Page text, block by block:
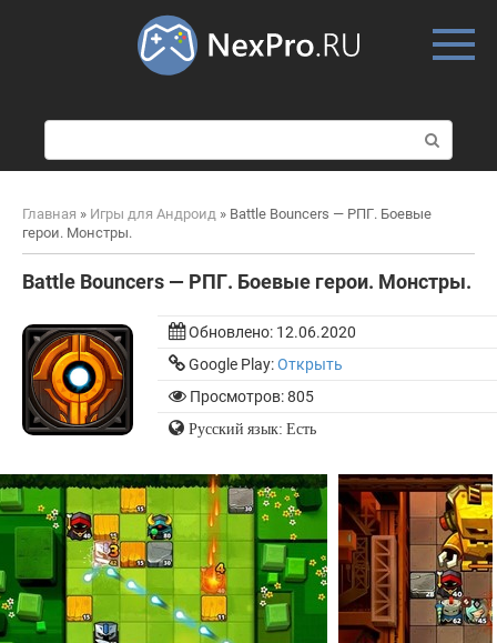
о
и
к
Главная » Игры для Андроид » Battle Bouncers — РПГ. Боевые
герои. Монстры.
Battle Bouncers — РПГ. Боевые герои. Монстры.
Обновлено: 12.06.2020
Google Play:Открыть
Просмотров: 805
Русский язык: Есть